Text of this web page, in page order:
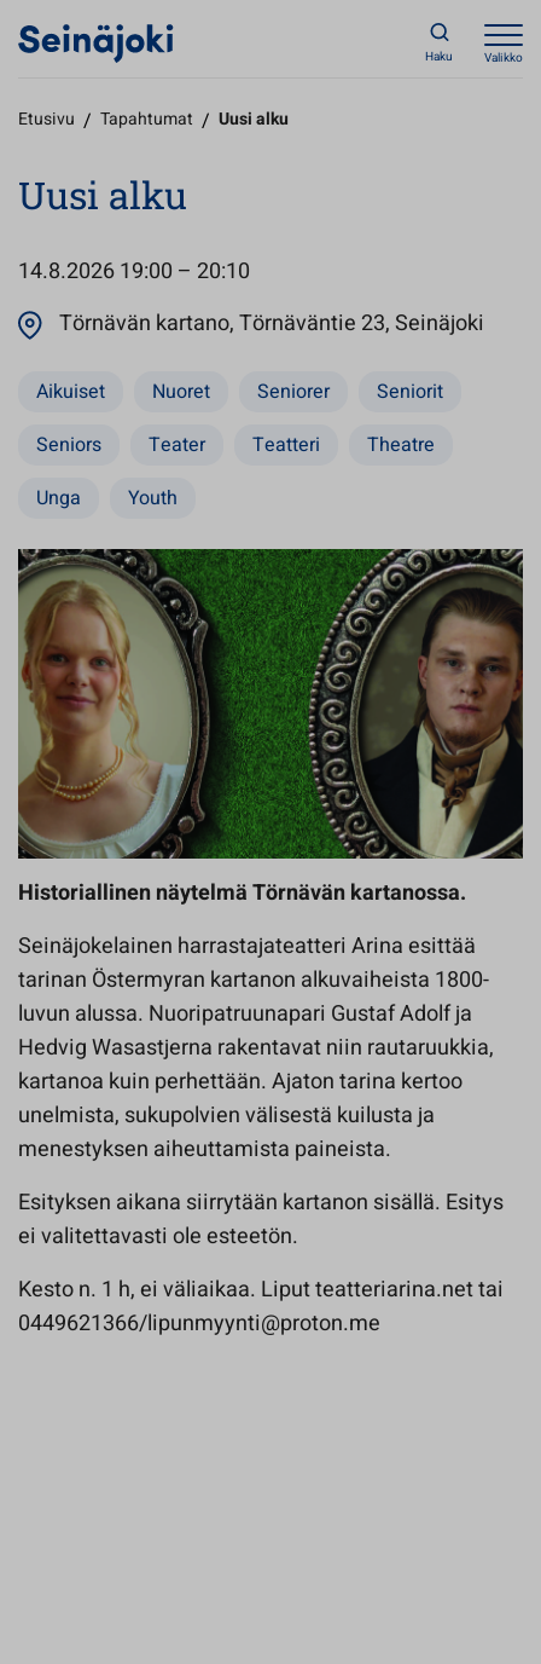
Haku Valikko
Etusivu / Tapahtumat / Uusi alku
Uusi alku
14.8.202619:00 – 20:10
Törnävän kartano, Törnäväntie 23, Seinäjoki
Aikuiset Nuoret Seniorer
Seniorit
Seniors
Teater Teatteri
Theatre
Unga
Youth
Historiallinen näytelmä Törnävän kartanossa.
Seinäjokelainen harrastajateatteri Arina esittää
tarinan Östermyran kartanon alkuvaiheista 1800-
luvun alussa. Nuoripatruunapari Gustaf Adolf ja
Hedvig Wasastjerna rakentavat niin rautaruukkia,
kartanoa kuin perhettään. Ajaton tarina kertoo
unelmista, sukupolvien välisestä kuilusta ja
menestyksen aiheuttamista paineista.
Esityksen aikana siirrytään kartanon sisällä. Esitys
ei valitettavasti ole esteetön.
Kesto n. 1 h, ei väliaikaa. Liput teatteriarina.net tai
0449621366/lipunmyynti@proton.me